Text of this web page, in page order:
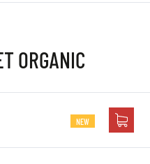
ORGANIC
NEW